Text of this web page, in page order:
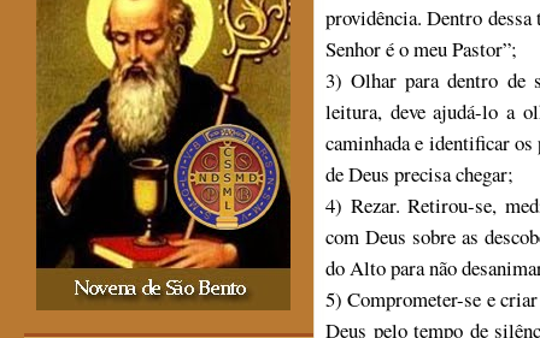
providência. Dentro
Senhor é o meu Pastor”;
3) Olhar para dentro de
leitura, deve ajudá-lo a
caminhada e identificar os
de Deus precisa chegar;
4) Rezar. Retirou-se,
com Deus sobre as
do Alto para não
5) Comprometer-se e
Deus pelo tempo de